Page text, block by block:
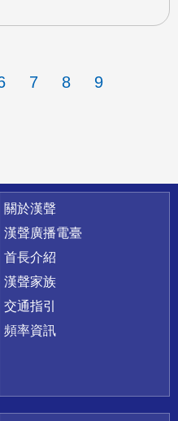
7 8 9
關於漢聲
漢聲廣播電臺
首長介紹
漢聲家族
交通指引
頻率資訊